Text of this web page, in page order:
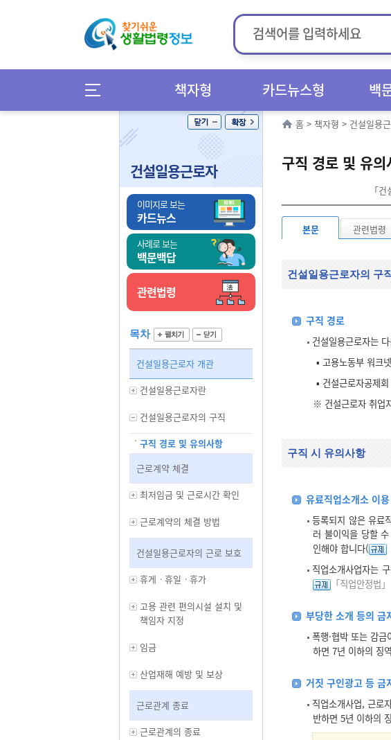
책자형 카드뉴스형 백
건설일용근로자
이미지로 보는
카드뉴스
사례로 보는
백문백답
관련법령
목차
건설일용근로자 개관
건설일용근로자란
건설일용근로자의 구직
구직 경로 및 유의사항
근로계약 체결
최저임금 및 근로시간 확인
근로계약의 체결 방법
건설일용근로자의 근로 보호
휴게ㆍ휴일ㆍ휴가
고용 관련 편의시설 설치 및
책임자 지정
임금
산업재해 예방 및 보상
근로관계 종료
근로관계의 종료
홈 > 책자형 > 건설일용
구직 경로 및 유의
「
본문 관련법령
건설일용근로자의 구
구직 경로
건설일용근로자는
▪ 고용노동부 워크
▪ 건설근로자공제
※ 건설근로자 취업
구직 시 유의사항
유료직업소개소 이용
등록되지 않은 유료
러 불이익을 당할
인해야 합니다(
직업소개사업자는
「직업안정법
부당한 소개 등의 금
폭행·협박 또는 감
하면 7년 이하의 징
거짓 구인광고 등 금
직업소개사업, 근로
반하면 5년 이하의